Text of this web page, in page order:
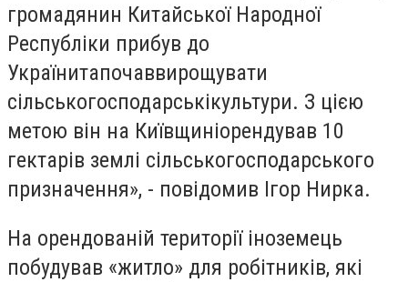
громадянин Китайської Народної
Республіки прибув до
Українитапочаввирощувати
сільськогосподарськікультури. З цією
метою він на Київщиніорендував 10
гектарів землі сільськогосподарського
призначення», - повідомив Ігор Нирка.
На орендованій території іноземець
побудував «житло» для робітників, які